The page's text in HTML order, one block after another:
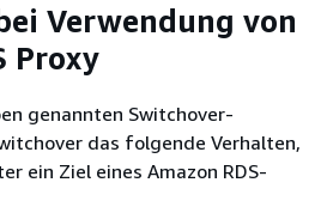
Verwendung von
Proxy
genannten Switchover-
das folgende Verhalten,
ein Ziel eines Amazon RDS-